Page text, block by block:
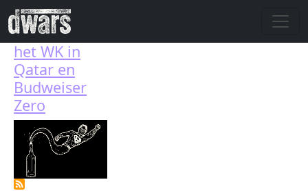
Overslaan en naar de inhoud gaan
het WK in
Qatar en
Budweiser
Zero